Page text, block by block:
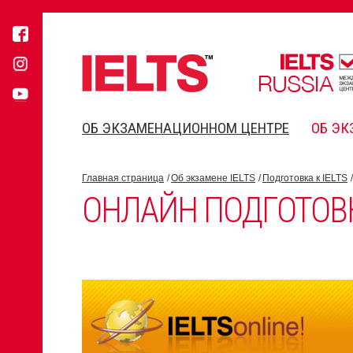
ОБ ЭКЗАМЕНАЦИОННОМ ЦЕНТРЕ ОБ
Главная страница Об экзамене IELTS Подготовка к IELTS
ОНЛАЙН